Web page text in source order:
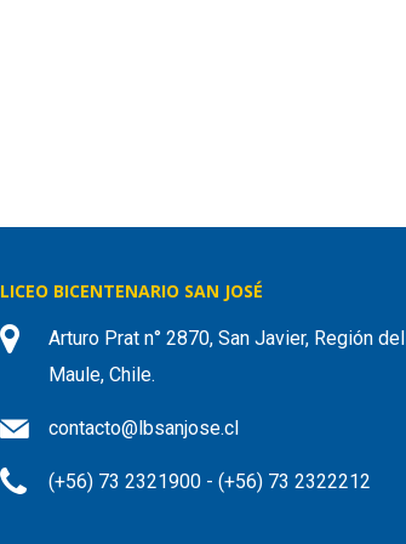
LICEO BICENTENARIO SAN JOSÉ
Arturo Prat n° 2870, San Javier, Región del
Maule, Chile.
contacto@lbsanjose.cl
(+56) 73 2321900 - (+56) 73 2322212